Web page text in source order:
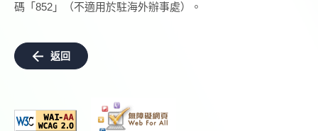
碼「852」（不適用於駐海外辦事處）。
返回